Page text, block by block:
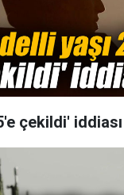
çekildi' iddiası